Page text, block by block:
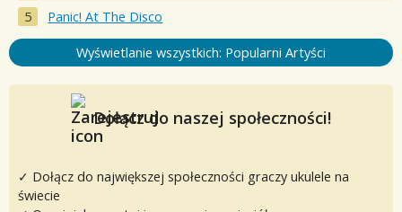
Panic! At The Disco
Wyświetlanie wszystkich: Popularni Artyści
Dołącz do naszej społeczności!
✓ Dołącz do największej społeczności graczy ukulele na
świecie